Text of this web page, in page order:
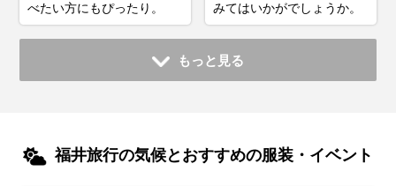
べたい方にもぴったり。
みてはいかがでしょうか。
もっと見る
福井旅行の気候とおすすめの服装・イベント